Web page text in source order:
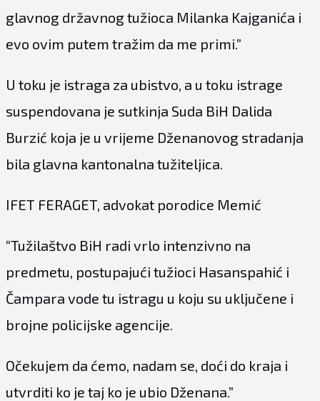
glavnog državnog tužioca Milanka Kajganića i
evo ovim putem tražim da me primi.”
U toku je istraga za ubistvo, a u toku istrage
suspendovana je sutkinja Suda BiH Dalida
Burzić koja je u vrijeme Dženanovog stradanja
bila glavna kantonalna tužiteljica.
IFET FERAGET, advokat porodice Memić
“Tužilaštvo BiH radi vrlo intenzivno na
predmetu, postupajući tužioci Hasanspahić i
Čampara vode tu istragu u koju su uključene i
brojne policijske agencije.
Očekujem da ćemo, nadam se, doći do kraja i
utvrditi ko je taj ko je ubio Dženana.”